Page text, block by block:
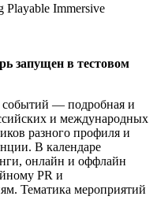
Playable Immersive
запущен в тестовом
— подробная и
и международных
разного профиля и
В календаре
онлайн и оффлайн
PR и
Тематика мероприятий